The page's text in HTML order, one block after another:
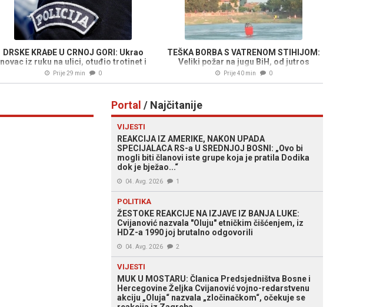
DRSKE KRAĐE U CRNOJ GORI: Ukrao
novac iz ruku na ulici, otuđio trotinet i
bicikl...
Prije 29 min 0
TEŠKA BORBA S VATRENOM STIHIJOM:
Veliki požar na jugu BiH, od jutros
djeluje helikopter...
Prije 40 min 0
Portal / Najčitanije
VIJESTI
REAKCIJA IZ AMERIKE, NAKON UPADA
SPECIJALACA RS-a U SREDNJOJ BOSNI: „Ovo bi
mogli biti članovi iste grupe koja je pratila Dodika
dok je bježao...“
04. Avg. 2026 1
POLITIKA
ŽESTOKE REAKCIJE NA IZJAVE IZ BANJA LUKE:
Cvijanović nazvala "Oluju" etničkim čišćenjem, iz
HDZ-a 1990 joj brutalno odgovorili
04. Avg. 2026 2
VIJESTI
MUK U MOSTARU: Članica Predsjedništva Bosne i
Hercegovine Željka Cvijanović vojno-redarstvenu
akciju „Oluja“ nazvala „zločinačkom“, očekuje se